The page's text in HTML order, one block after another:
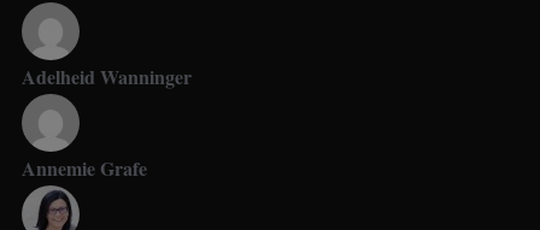
Adelheid Wanninger
Annemie Grafe